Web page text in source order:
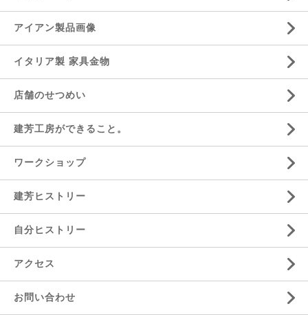
アイアン製品画像
イタリア製 家具金物
店舗のせつめい
建芳工房ができること。
ワークショップ
建芳ヒストリー
自分ヒストリー
アクセス
お問い合わせ